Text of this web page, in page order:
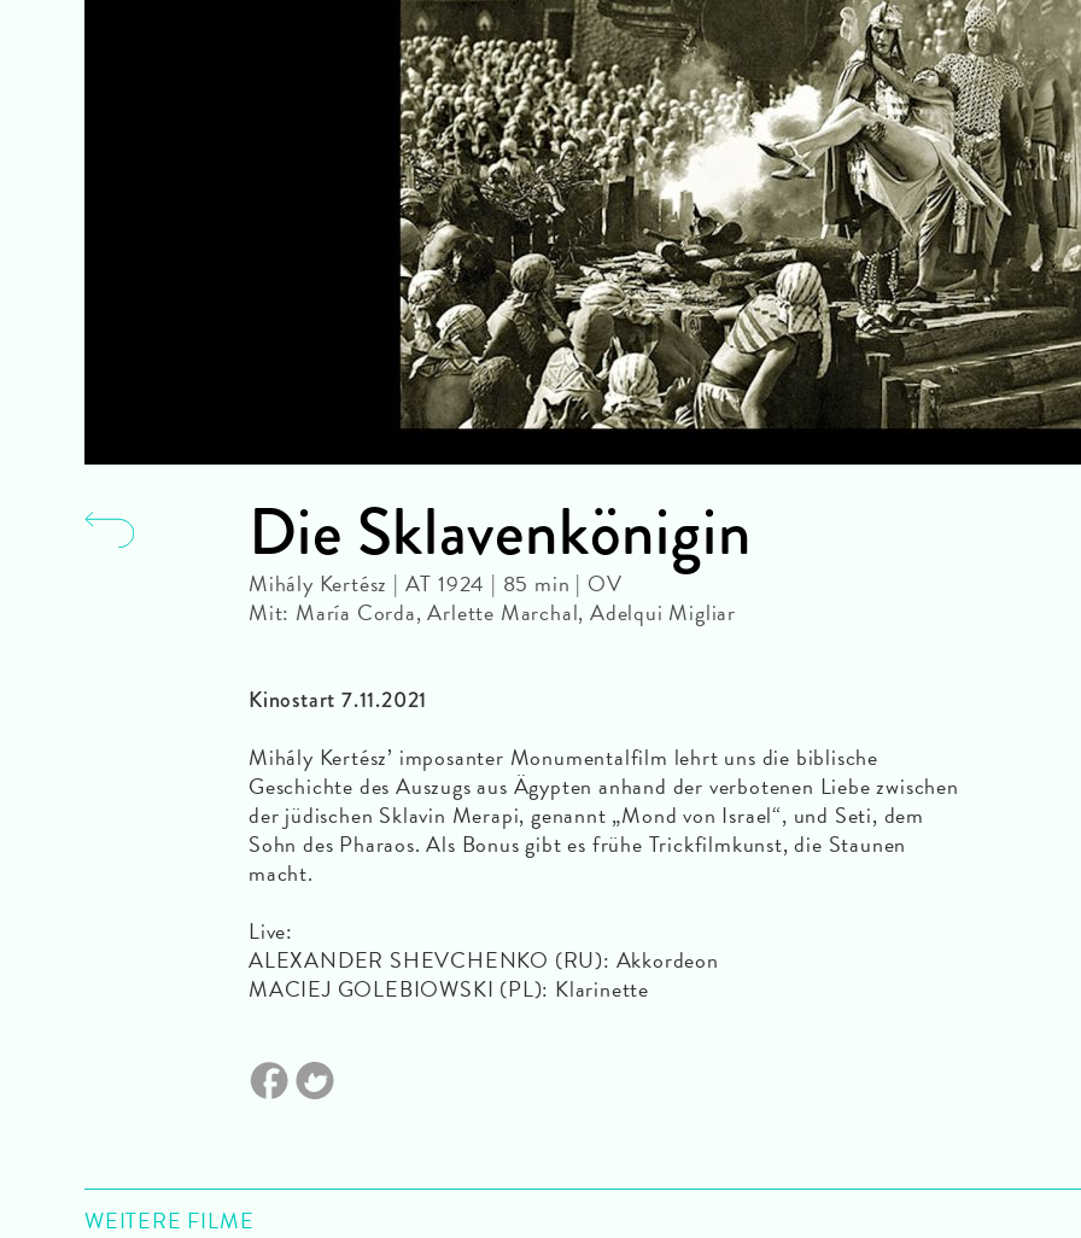
Die Sklavenkönigin
Mihály Kertész | AT 1924 | 85 min | OV
Mit: María Corda, Arlette Marchal, Adelqui Migliar
Kinostart 7.11.2021
Mihály Kertész’ imposanter Monumentalfilm lehrt uns die biblische
Geschichte des Auszugs aus Ägypten anhand der verbotenen Liebe zwischen
der jüdischen Sklavin Merapi, genannt „Mond von Israel“, und Seti, dem
Sohn des Pharaos. Als Bonus gibt es frühe Trickfilmkunst, die Staunen
macht.
Live:
ALEXANDER SHEVCHENKO (RU): Akkordeon
MACIEJ GOLEBIOWSKI (PL): Klarinette
WEITERE FILME